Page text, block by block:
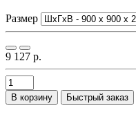
Размер
9 127 р.
В корзину Быстрый заказ